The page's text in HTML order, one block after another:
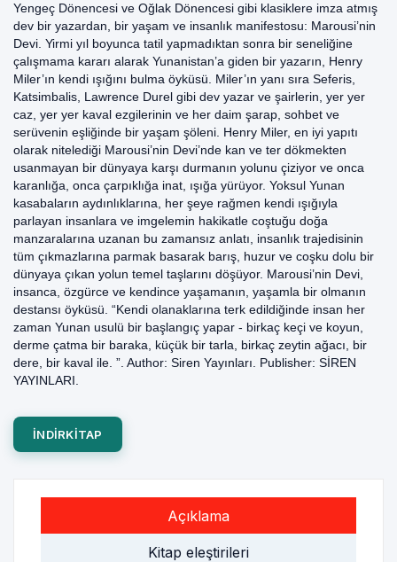
Yengeç Dönencesi ve Oğlak Dönencesi gibi klasiklere imza atmış
dev bir yazardan, bir yaşam ve insanlık manifestosu: Marousi’nin
Devi. Yirmi yıl boyunca tatil yapmadıktan sonra bir seneliğine
çalışmama kararı alarak Yunanistan’a giden bir yazarın, Henry
Miler’ın kendi ışığını bulma öyküsü. Miler’ın yanı sıra Seferis,
Katsimbalis, Lawrence Durel gibi dev yazar ve şairlerin, yer yer
caz, yer yer kaval ezgilerinin ve her daim şarap, sohbet ve
serüvenin eşliğinde bir yaşam şöleni. Henry Miler, en iyi yapıtı
olarak nitelediği Marousi’nin Devi’nde kan ve ter dökmekten
usanmayan bir dünyaya karşı durmanın yolunu çiziyor ve onca
karanlığa, onca çarpıklığa inat, ışığa yürüyor. Yoksul Yunan
kasabaların aydınlıklarına, her şeye rağmen kendi ışığıyla
parlayan insanlara ve imgelemin hakikatle coştuğu doğa
manzaralarına uzanan bu zamansız anlatı, insanlık trajedisinin
tüm çıkmazlarına parmak basarak barış, huzur ve coşku dolu bir
dünyaya çıkan yolun temel taşlarını döşüyor. Marousi’nin Devi,
insanca, özgürce ve kendince yaşamanın, yaşamla bir olmanın
destansı öyküsü. “Kendi olanaklarına terk edildiğinde insan her
zaman Yunan usulü bir başlangıç yapar - birkaç keçi ve koyun,
derme çatma bir baraka, küçük bir tarla, birkaç zeytin ağacı, bir
dere, bir kaval ile. ”. Author: Siren Yayınları. Publisher: SİREN
YAYINLARI.
INDIRKITAP
Açıklama
Kitap eleştirileri